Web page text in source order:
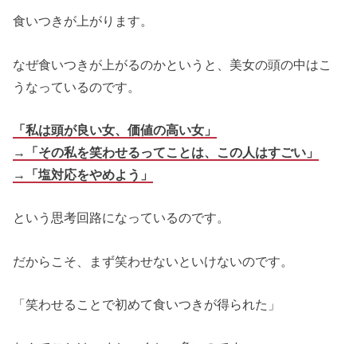
食いつきが上がります。
なぜ食いつきが上がるのかというと、美女の頭の中はこ
うなっているのです。
「私は頭が良い女、価値の高い女」
→「その私を笑わせるってことは、この人はすごい」
→「塩対応をやめよう」
という思考回路になっているのです。
だからこそ、まず笑わせないといけないのです。
「笑わせることで初めて食いつきが得られた」